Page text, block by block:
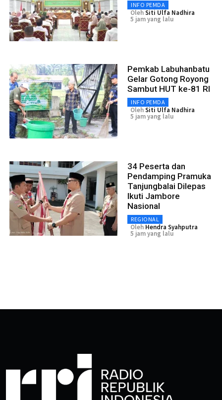
INFO PEMDA
OlehSiti Ulfa Nadhira
5 jam yang lalu
Pemkab Labuhanbatu
Gelar Gotong Royong
Sambut HUT ke-81 RI
INFO PEMDA
OlehSiti Ulfa Nadhira
5 jam yang lalu
34 Peserta dan
Pendamping Pramuka
Tanjungbalai Dilepas
Ikuti Jambore
Nasional
REGIONAL
Oleh Hendra Syahputra
5 jam yang lalu